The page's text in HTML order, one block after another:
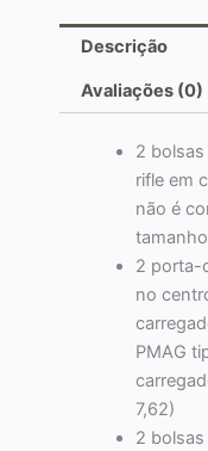
Descrição
Avaliações (0)
2
rifle em
não é
2 porta-
no
PMAG
7,62)
2